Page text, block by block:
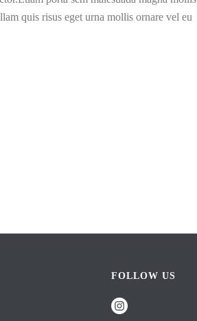
quis risus eget urna mollis ornare vel eu
FOLLOW US